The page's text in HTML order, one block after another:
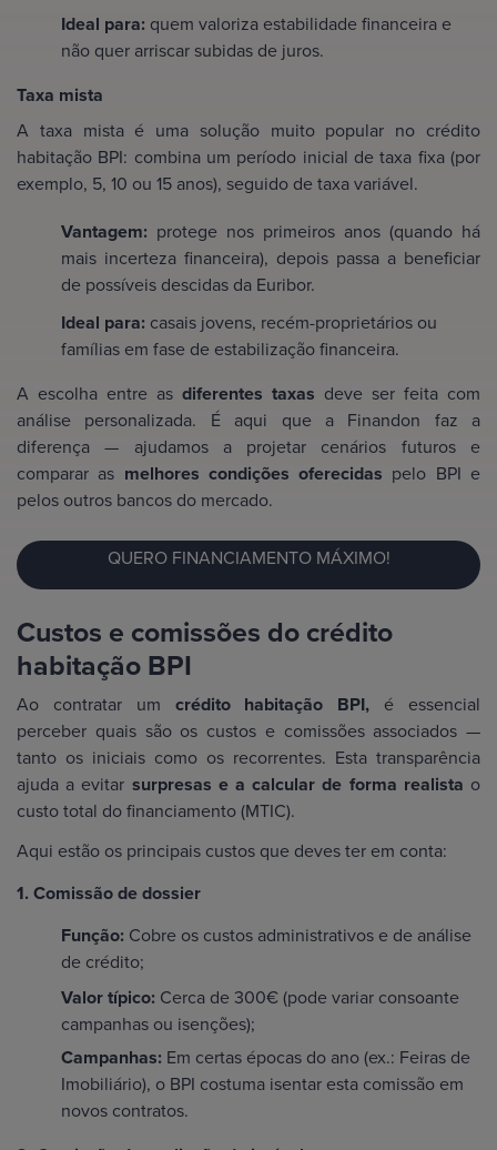
Ideal para: quem valoriza estabilidade financeira e
não quer arriscar subidas de juros.
Taxa mista
A taxa mista é uma solução muito popular no crédito
habitação BPI: combina um período inicial de taxa fixa (por
exemplo, 5, 10 ou 15 anos), seguido de taxa variável.
Vantagem: protege nos primeiros anos (quando há
mais incerteza financeira), depois passa a beneficiar
de possíveis descidas da Euribor.
Ideal para: casais jovens, recém-proprietários ou
famílias em fase de estabilização financeira.
A escolha entre as diferentes taxas deve ser feita com
análise personalizada. É aqui que a Finandon faz a
diferença — ajudamos a projetar cenários futuros e
comparar as melhores condições oferecidas pelo BPI e
pelos outros bancos do mercado.
QUERO FINANCIAMENTO MÁXIMO!
Custos e comissões do crédito
habitação BPI
Ao contratar um crédito habitação BPI, é essencial
perceber quais são os custos e comissões associados —
tanto os iniciais como os recorrentes. Esta transparência
ajuda a evitar surpresas e a calcular de forma realista o
custo total do financiamento (MTIC).
Aqui estão os principais custos que deves ter em conta:
1. Comissão de dossier
Função: Cobre os custos administrativos e de análise
de crédito;
Valor típico: Cerca de 300€ (pode variar consoante
campanhas ou isenções);
Campanhas: Em certas épocas do ano (ex.: Feiras de
Imobiliário), o BPI costuma isentar esta comissão em
novos contratos.